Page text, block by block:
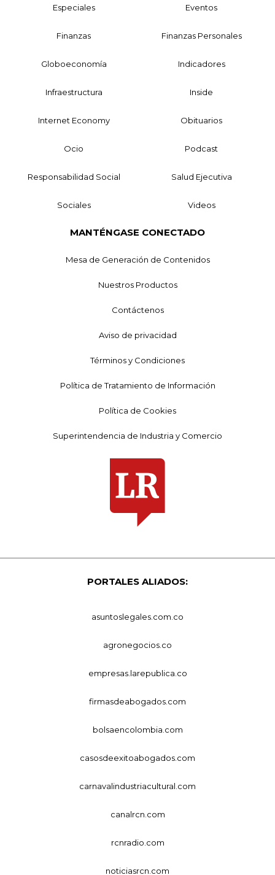
Especiales Eventos
Finanzas Finanzas Personales
Globoeconomía Indicadores
Infraestructura Inside
Internet Economy Obituarios
Ocio Podcast
Responsabilidad Social Salud Ejecutiva
Sociales Videos
MANTÉNGASE CONECTADO
Mesa de Generación de Contenidos
Nuestros Productos
Contáctenos
Aviso de privacidad
Términos y Condiciones
Política de Tratamiento de Información
Política de Cookies
Superintendencia de Industria y Comercio
PORTALES ALIADOS:
asuntoslegales.com.co
agronegocios.co
empresas.larepublica.co
firmasdeabogados.com
bolsaencolombia.com
casosdeexitoabogados.com
carnavalindustriacultural.com
canalrcn.com
rcnradio.com
noticiasrcn.com